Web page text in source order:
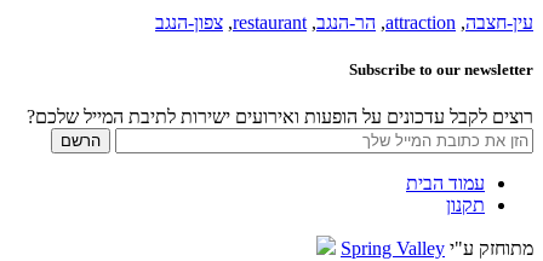
עין-חצבה,
attraction
, הר-הנגב,
restaurant
, צפון-הנגב
Subscribe to our newsletter
רוצים לקבל עדכונים על הופעות ואירועים ישירות לתיבת המייל שלכם?
עמוד הבית
תקנון
מתוחזק ע"י Spring Valley